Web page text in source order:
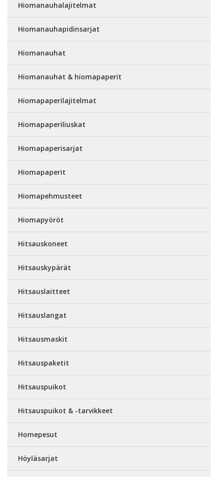
Hiomanauhalajitelmat
Hiomanauhapidinsarjat
Hiomanauhat
Hiomanauhat & hiomapaperit
Hiomapaperilajitelmat
Hiomapaperiliuskat
Hiomapaperisarjat
Hiomapaperit
Hiomapehmusteet
Hiomapyöröt
Hitsauskoneet
Hitsauskypärät
Hitsauslaitteet
Hitsauslangat
Hitsausmaskit
Hitsauspaketit
Hitsauspuikot
Hitsauspuikot & -tarvikkeet
Homepesut
Höyläsarjat